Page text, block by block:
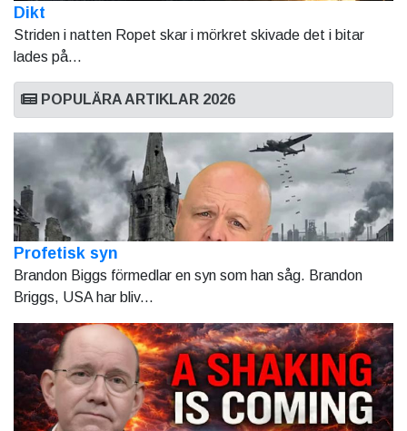
Dikt
Striden i natten Ropet skar i mörkret skivade det i bitar
lades på...
POPULÄRA ARTIKLAR 2026
Profetisk syn
Brandon Biggs förmedlar en syn som han såg. Brandon
Briggs, USA har bliv...